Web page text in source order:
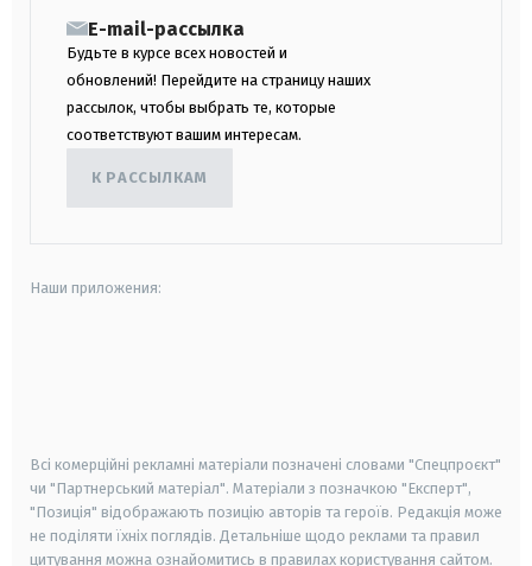
E-mail-рассылка
Будьте в курсе всех новостей и
обновлений! Перейдите на страницу наших
рассылок, чтобы выбрать те, которые
соответствуют вашим интересам.
К РАССЫЛКАМ
Наши приложения:
Всі комерційні рекламні матеріали позначені словами "Спецпроєкт"
чи "Партнерський матеріал". Матеріали з позначкою "Експерт",
"Позиція" відображають позицію авторів та героїв. Редакція може
не поділяти їхніх поглядів. Детальніше щодо реклами та правил
цитування можна ознайомитись в правилах користування сайтом.